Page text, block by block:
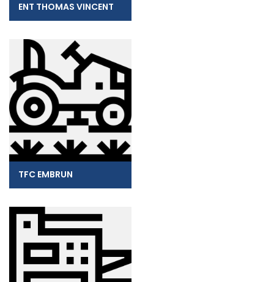
ENT THOMAS VINCENT
TFC EMBRUN